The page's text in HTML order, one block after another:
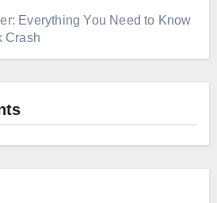
Everything You Need to Know
Crash